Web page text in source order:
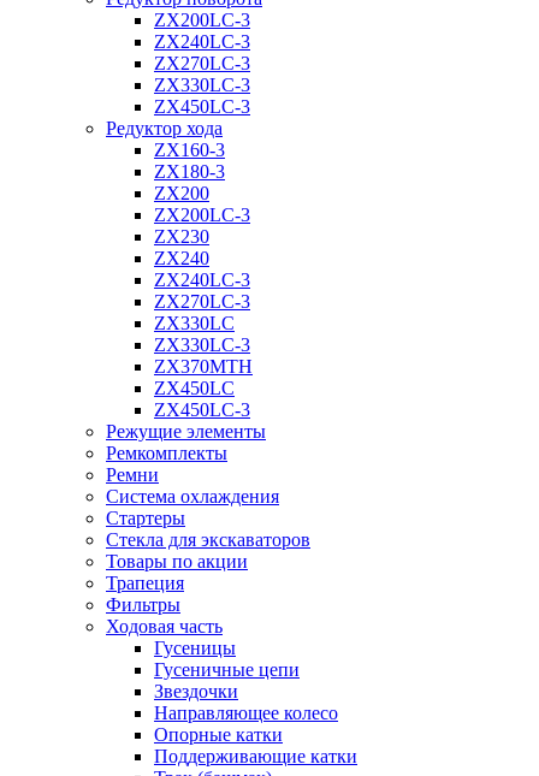
ZX200LC-3
ZX240LC-3
ZX270LC-3
ZX330LC-3
ZX450LC-3
Редуктор хода
ZX160-3
ZX180-3
ZX200
ZX200LC-3
ZX230
ZX240
ZX240LC-3
ZX270LC-3
ZX330LC
ZX330LC-3
ZX370MTH
ZX450LC
ZX450LC-3
Режущие элементы
Ремкомплекты
Ремни
Система охлаждения
Стартеры
Стекла для экскаваторов
Товары по акции
Трапеция
Фильтры
Ходовая часть
Гусеницы
Гусеничные цепи
Звездочки
Направляющее колесо
Опорные катки
Поддерживающие катки